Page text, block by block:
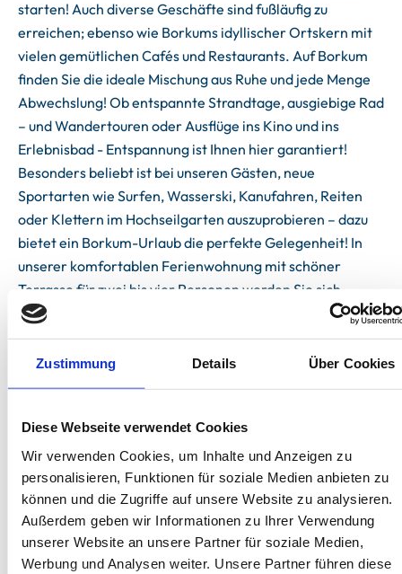
Zustimmung Details Über Cookies
Diese Webseite verwendet Cookies
Wir verwenden Cookies, um Inhalte und Anzeigen zu
personalisieren, Funktionen für soziale Medien anbieten zu
können und die Zugriffe auf unsere Website zu analysieren.
Außerdem geben wir Informationen zu Ihrer Verwendung
unserer Website an unsere Partner für soziale Medien,
Werbung und Analysen weiter. Unsere Partner führen diese
starten! Auch diverse Geschäfte sind fußläufig zu
erreichen; ebenso wie Borkums idyllischer Ortskern mit
vielen gemütlichen Cafés und Restaurants. Auf Borkum
finden Sie die ideale Mischung aus Ruhe und jede Menge
Abwechslung! Ob entspannte Strandtage, ausgiebige Rad
– und Wandertouren oder Ausflüge ins Kino und ins
Erlebnisbad - Entspannung ist Ihnen hier garantiert!
Besonders beliebt ist bei unseren Gästen, neue
Sportarten wie Surfen, Wasserski, Kanufahren, Reiten
oder Klettern im Hochseilgarten auszuprobieren – dazu
bietet ein Borkum-Urlaub die perfekte Gelegenheit! In
unserer komfortablen Ferienwohnung mit schöner
Terrasse für zwei bis vier Personen werden Sie sich
rundum wohlfühlen! Wir freuen uns auf Sie!
Unterkünfte